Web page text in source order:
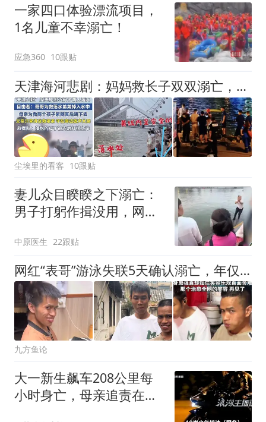
一家四口体验漂流项目，
1名儿童不幸溺亡！
应急360 10跟贴
天津海河悲剧：妈妈救长子双双溺亡，爸爸当时在玩手机？
尘埃里的看客 10跟贴
妻儿众目睽睽之下溺亡：
男子打躬作揖没用，网络
中原医生 22跟贴
网红“表哥”游泳失联5天确认溺亡，年仅33岁，独特笑容源自疾病
九方鱼论
大一新生飙车208公里每
小时身亡，母亲追责在场